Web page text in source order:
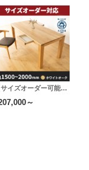
ると、隣同士
生じます。
研磨機で削
を削り取り、
粗）→150番
【サイズオーダー可能】 風雅／FUUGA 天然木・無垢ダイニングテーブル（ホワイトオーク）
～